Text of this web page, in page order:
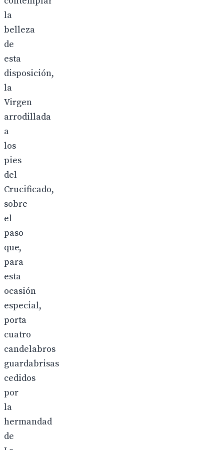
la
belleza
de
esta
disposición,
la
Virgen
arrodillada
a
los
pies
del
Crucificado,
sobre
el
paso
que,
para
esta
ocasión
especial,
porta
cuatro
candelabros
guardabrisas
cedidos
por
la
hermandad
de